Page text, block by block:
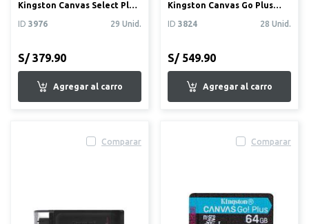
Kingston Canvas Select Plus
Gen3 (150MB/s) + Adapt...
ID 3976 29 Unid.
S/ 379.90
Kingston Canvas Go Plus
Gen4 (200MB/s) + Adaptador
ID 3824 28 Unid.
S/ 549.90
Comparar Comparar